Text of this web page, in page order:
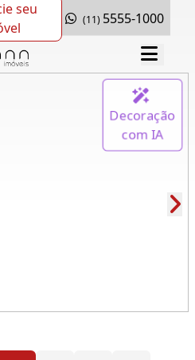
seu
(11) 5555-1000
Decoração
com IA